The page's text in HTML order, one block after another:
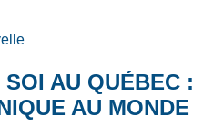
AU QUÉBEC :
AU MONDE